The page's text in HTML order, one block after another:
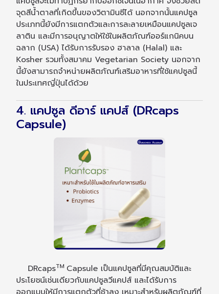
จุดสีน้ำตาลที่เกิดขึ้นของวิตามินซีได้ นอกจากนั้นแคปซูล
ประเภทนี้ยังมีการแตกตัวและการละลายเหมือนแคปซูลเจ
ลาติน และมีการอนุญาตให้ใช้ในผลิตภัณฑ์ออร์แกนิคบน
ฉลาก (USA) ได้รับการรับรอง ฮาลาล (Halal) และ
Kosher รวมทั้งสมาคม Vegetarian Society นอกจาก
นี้ยังสามารถจำหน่ายผลิตภัณฑ์เสริมอาหารที่ใช้แคปซูลนี้
ในประเทศญี่ปุ่นได้ด้วย
4. แคปซูล ดีอาร์ แคปส์ (DRcaps
Capsule)
DRcapsTM Capsule เป็นแคปซูลที่มีคุณสมบัติและ
ประโยชน์เช่นเดียวกับแคปซูลวีแคปส์ และได้รับการ